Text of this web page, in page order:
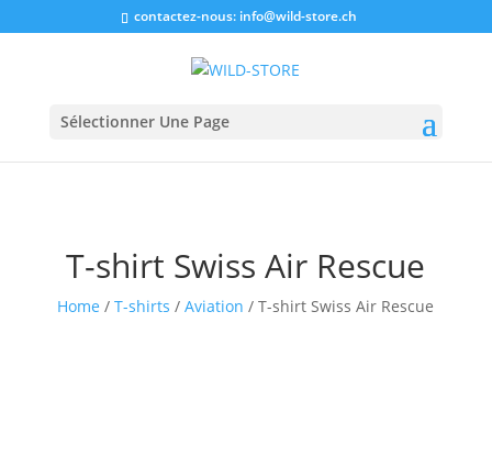
contactez-nous: info@wild-store.ch
Sélectionner Une Page
T-shirt Swiss Air Rescue
Home /T-shirts /Aviation / T-shirt Swiss Air Rescue